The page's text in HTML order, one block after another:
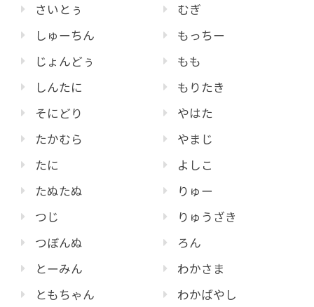
さいとぅ
しゅーちん
じょんどぅ
しんたに
そにどり
たかむら
たに
たぬたぬ
つじ
つぼんぬ
とーみん
ともちゃん
むぎ
もっちー
もも
もりたき
やはた
やまじ
よしこ
りゅー
りゅうざき
ろん
わかさま
わかばやし